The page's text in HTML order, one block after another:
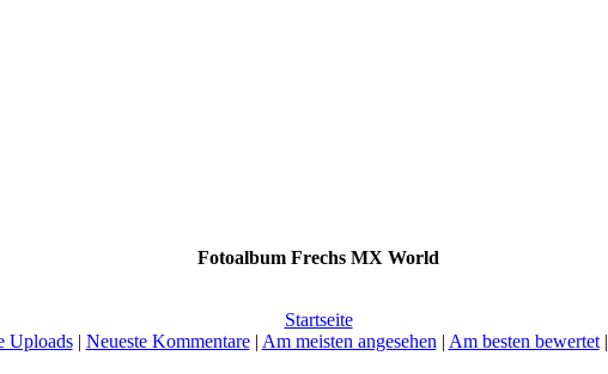
Fotoalbum Frechs MX World
Startseite
Uploads| Neueste Kommentare| Am meisten angesehen | Am besten bewertet|